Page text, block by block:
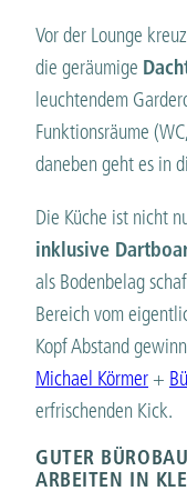
Vor der Lounge
die geräumige
leuchtendem
Funktionsräume
daneben geht es in
Die Küche ist nicht
inklusive
als Bodenbelag
Bereich vom
Kopf Abstand
Michael Körmer+
erfrischenden Kick.
GUTER
ARBEITEN IN